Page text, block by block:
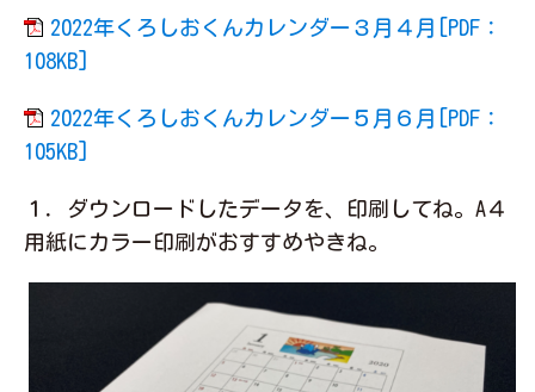
2022年くろしおくんカレンダー３月４月[PDF：
108KB]
2022年くろしおくんカレンダー５月６月[PDF：
105KB]
１．ダウンロードしたデータを、印刷してね。A４
用紙にカラー印刷がおすすめやきね。